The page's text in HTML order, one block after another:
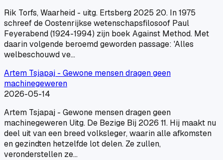
Rik Torfs, Waarheid - uitg. Ertsberg 2025 20. In 1975
schreef de Oostenrijkse wetenschapsfilosoof Paul
Feyerabend (1924-1994) zijn boek Against Method. Met
daarin volgende beroemd geworden passage: 'Alles
welbeschouwd ve…
Artem Tsjapaj - Gewone mensen dragen geen
machinegeweren
2026-05-14
Artem Tsjapaj - Gewone mensen dragen geen
machinegeweren Uitg. De Bezige Bij 2026 11. Hij maakt nu
deel uit van een breed volksleger, waarin alle afkomsten
en gezindten hetzelfde lot delen. Ze zullen,
veronderstellen ze…